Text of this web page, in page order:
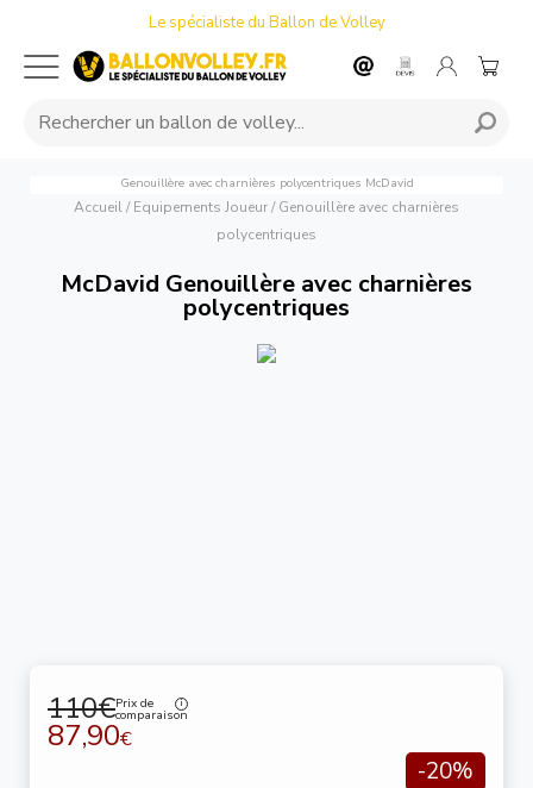
Le spécialiste du Ballon de Volley
Genouillère avec charnières polycentriques McDavid
Accueil/ Equipements Joueur/ Genouillère avec charnières
polycentriques
McDavid Genouillère avec charnières
polycentriques
110€Prix de
comparaison
87,90€
-20%